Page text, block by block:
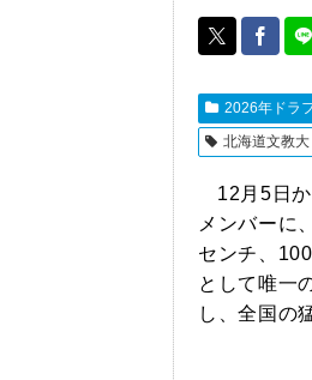
2026年ドラ
北海道文教大
12月5日
メンバーに
センチ、
として唯一
し、全国の